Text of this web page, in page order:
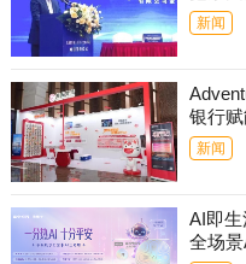
新闻
银行
新闻
AI即
全场